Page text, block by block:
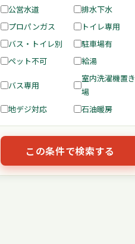
公営水道
排水下水
プロパンガス
トイレ専用
バス・トイレ別
駐車場有
ペット不可
給湯
バス専用
室内洗濯機置き
場
地デジ対応
石油暖房
この条件で検索する